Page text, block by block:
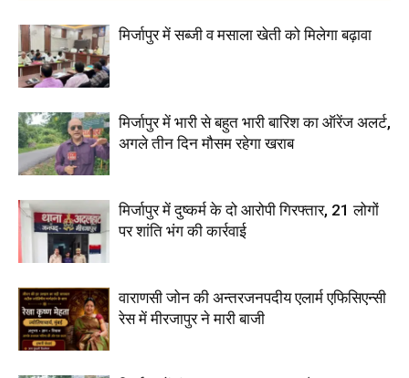
मिर्जापुर में सब्जी व मसाला खेती को मिलेगा बढ़ावा
मिर्जापुर में भारी से बहुत भारी बारिश का ऑरेंज अलर्ट,
अगले तीन दिन मौसम रहेगा खराब
मिर्जापुर में दुष्कर्म के दो आरोपी गिरफ्तार, 21 लोगों
पर शांति भंग की कार्रवाई
वाराणसी जोन की अन्तरजनपदीय एलार्म एफिसिएन्सी
रेस में मीरजापुर ने मारी बाजी